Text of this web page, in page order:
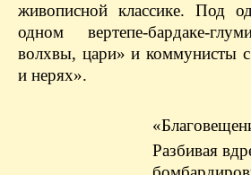
живописной классике. Под
одном вертепе-бардаке-
волхвы, цари» и коммунисты
и нерях».
Разбивая